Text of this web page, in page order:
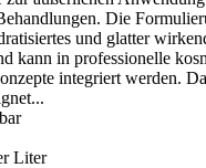
Die
und glatter
kann in professionelle
integriert werden.
Liter